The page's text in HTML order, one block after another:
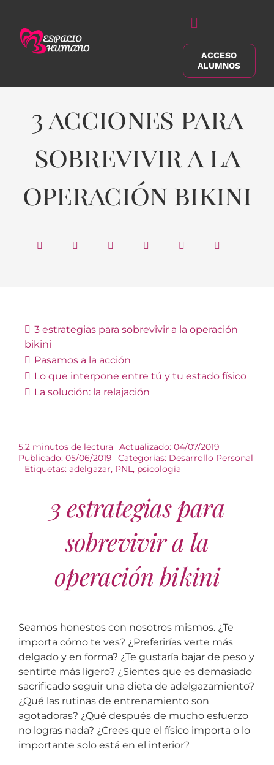
contenido
Alternar
navegación
Buscar:
ACCESO
ALUMNOS
3 acciones para
sobrevivir a la
operación bikini
3 estrategias para sobrevivir a la operación
bikini
Pasamos a la acción
Lo que interpone entre tú y tu estado físico
La solución: la relajación
5,2 minutos de lectura
Actualizado: 04/07/2019
Publicado: 05/06/2019
Categorías: Desarrollo Personal
Etiquetas: adelgazar, PNL, psicología
3 estrategias para
sobrevivir a la
operación bikini
Seamos honestos con nosotros mismos. ¿Te
importa cómo te ves? ¿Preferirías verte más
delgado y en forma? ¿Te gustaría bajar de peso y
sentirte más ligero? ¿Sientes que es demasiado
sacrificado seguir una dieta de adelgazamiento?
¿Qué las rutinas de entrenamiento son
agotadoras? ¿Qué después de mucho esfuerzo
no logras nada? ¿Crees que el físico importa o lo
importante solo está en el interior?